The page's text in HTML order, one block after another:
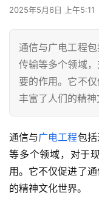
2025年5月6日 上午5:11
通信与广电工程
传输等多个领域
要的作用。它不
丰富了人们的精神
通信与广电工程包
等多个领域，对于
用。它不仅促进了
的精神文化世界。